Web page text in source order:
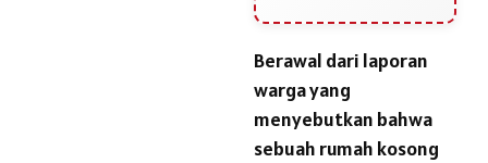
Berawal dari laporan
warga yang
menyebutkan bahwa
sebuah rumah kosong